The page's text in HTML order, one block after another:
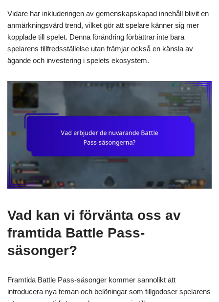
Vidare har inkluderingen av gemenskapskapad innehåll blivit en
anmärkningsvärd trend, vilket gör att spelare känner sig mer
kopplade till spelet. Denna förändring förbättrar inte bara
spelarens tillfredsställelse utan främjar också en känsla av
ägande och investering i spelets ekosystem.
Vad kan vi förvänta oss av
framtida Battle Pass-
säsonger?
Framtida Battle Pass-säsonger kommer sannolikt att
introducera nya teman och belöningar som tillgodoser spelarens